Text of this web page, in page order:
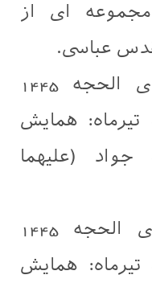
ای از
عباسی.
- سه شنبه 25 ذی الحجه 1445
همایش
جواد (علیهما
- چهارشنبه 26 ذی الحجه 1445
همایش